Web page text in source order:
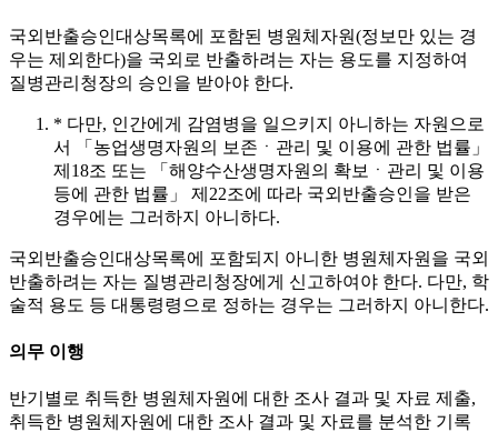
국외반출승인대상목록에 포함된 병원체자원(정보만 있는 경
우는 제외한다)을 국외로 반출하려는 자는 용도를 지정하여
질병관리청장의 승인을 받아야 한다.
* 다만, 인간에게 감염병을 일으키지 아니하는 자원으로
서 「농업생명자원의 보존ㆍ관리 및 이용에 관한 법률」
제18조 또는 「해양수산생명자원의 확보ㆍ관리 및 이용
등에 관한 법률」 제22조에 따라 국외반출승인을 받은
경우에는 그러하지 아니하다.
국외반출승인대상목록에 포함되지 아니한 병원체자원을 국외
반출하려는 자는 질병관리청장에게 신고하여야 한다. 다만, 학
술적 용도 등 대통령령으로 정하는 경우는 그러하지 아니한다.
의무 이행
반기별로 취득한 병원체자원에 대한 조사 결과 및 자료 제출,
취득한 병원체자원에 대한 조사 결과 및 자료를 분석한 기록